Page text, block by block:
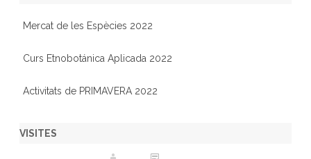
Mercat de les Espècies 2022
Curs Etnobotánica Aplicada 2022
Activitats de PRIMAVERA 2022
VISITES